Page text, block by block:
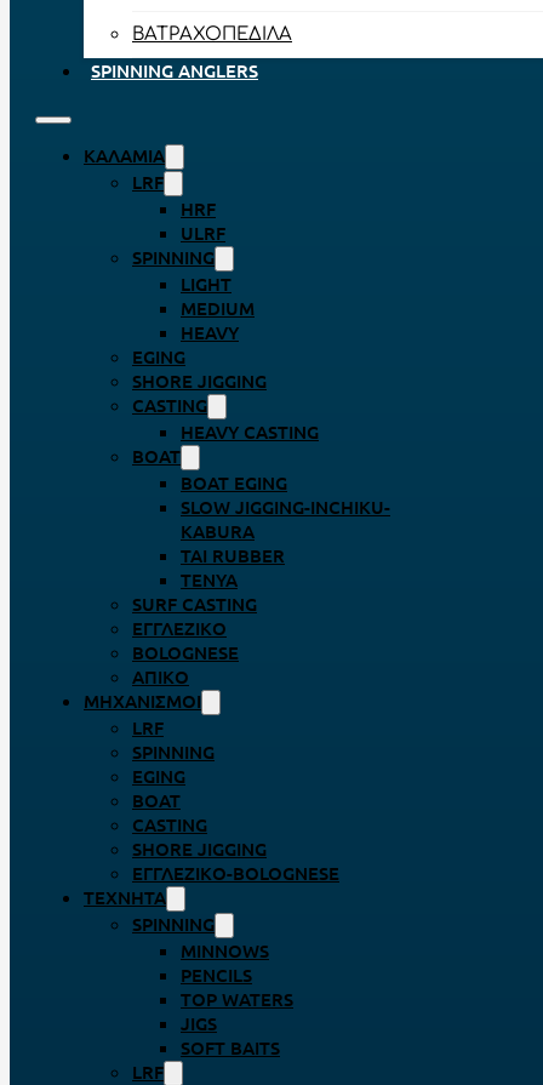
ΒΑΤΡΑΧΟΠΈΔΙΛΑ
SPINNING ANGLERS
ΚΑΛΆΜΙΑ
LRF
HRF
ULRF
SPINNING
LIGHT
MEDIUM
HEAVY
EGING
SHORE JIGGING
CASTING
HEAVY CASTING
BOAT
BOAT EGING
SLOW JIGGING-INCHIKU-
KABURA
TAI RUBBER
TENYA
SURF CASTING
ΕΓΓΛΈΖΙΚΟ
BOLOGNESE
ΑΠΊΚΟ
ΜΗΧΑΝΙΣΜΟΊ
LRF
SPINNING
EGING
BOAT
CASTING
SHORE JIGGING
ΕΓΓΛΈΖΙΚΟ-BOLOGNESE
ΤΕΧΝΗΤΆ
SPINNING
MINNOWS
PENCILS
TOP WATERS
JIGS
SOFT BAITS
LRF